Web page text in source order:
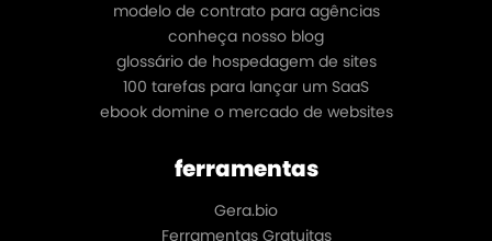
modelo de contrato para agências
conheça nosso blog
glossário de hospedagem de sites
100 tarefas para lançar um SaaS
ebook domine o mercado de websites
ferramentas
Gera.bio
Ferramentas Gratuitas